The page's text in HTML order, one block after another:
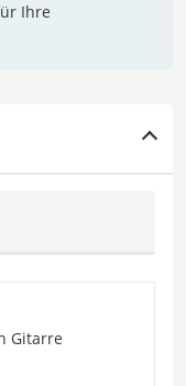
Ihre
Gitarre